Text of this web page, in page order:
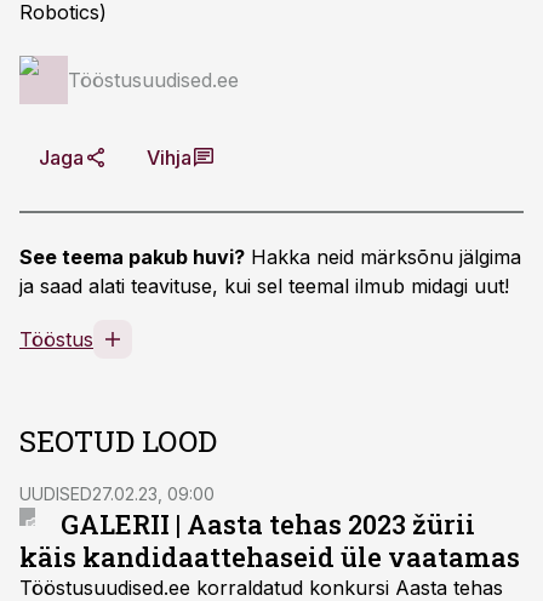
Robotics)
Tööstusuudised.ee
Jaga Vihja
See teema pakub huvi? Hakka neid märksõnu jälgima
ja saad alati teavituse, kui sel teemal ilmub midagi uut!
Tööstus
SEOTUD LOOD
UUDISED27.02.23, 09:00
GALERII | Aasta tehas 2023 žürii
käis kandidaattehaseid üle vaatamas
Tööstusuudised.ee korraldatud konkursi Aasta tehas